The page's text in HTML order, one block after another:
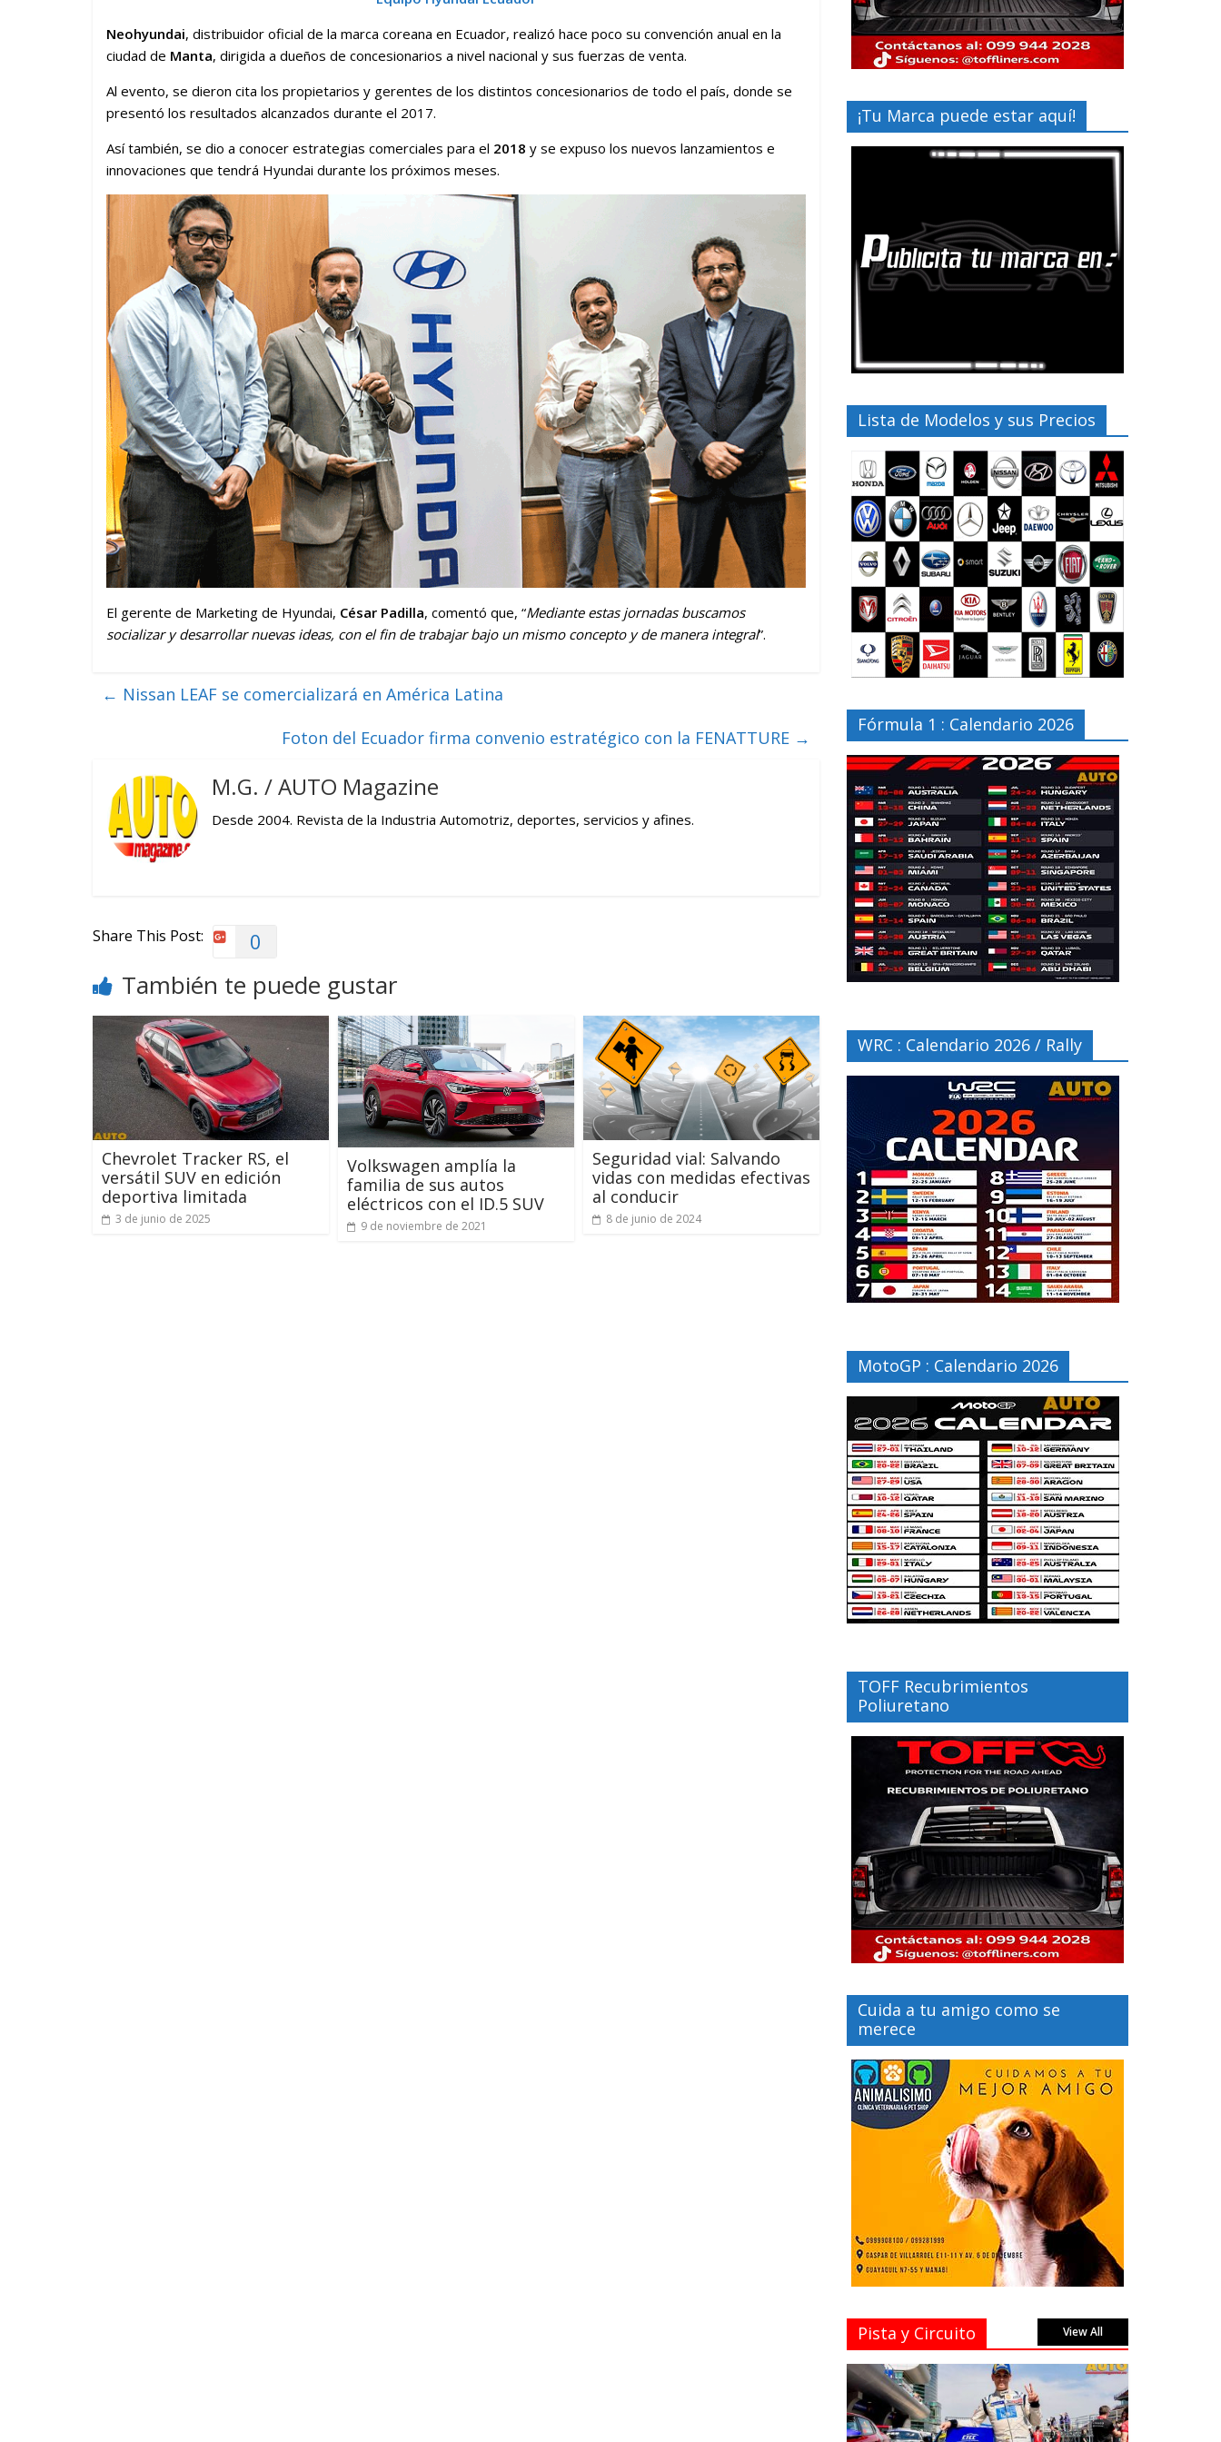
Neohyundai, distribuidor oficial de la marca coreana en Ecuador, realizó hace poco su convención anual en la
ciudad de Manta, dirigida a dueños de concesionarios a nivel nacional y sus fuerzas de venta.
Al evento, se dieron cita los propietarios y gerentes de los distintos concesionarios de todo el país, donde se
presentó los resultados alcanzados durante el 2017.
Así también, se dio a conocer estrategias comerciales para el 2018 y se expuso los nuevos lanzamientos e
innovaciones que tendrá Hyundai durante los próximos meses.
El gerente de Marketing de Hyundai, César Padilla, comentó que, “Mediante estas jornadas buscamos
socializar y desarrollar nuevas ideas, con el fin de trabajar bajo un mismo concepto y de manera integral”.
← Nissan LEAF se comercializará en América Latina
Foton del Ecuador firma convenio estratégico con la FENATTURE →
M.G. / AUTO Magazine
Desde 2004. Revista de la Industria Automotriz, deportes, servicios y afines.
Share This Post: 0
También te puede gustar
Chevrolet Tracker RS, el
versátil SUV en edición
deportiva limitada
3 de junio de 2025
Volkswagen amplía la
familia de sus autos
eléctricos con el ID.5 SUV
9 de noviembre de 2021
Seguridad vial: Salvando
vidas con medidas efectivas
al conducir
8 de junio de 2024
¡Tu Marca puede estar aquí!
Lista de Modelos y sus Precios
Fórmula 1 : Calendario 2026
WRC : Calendario 2026 / Rally
MotoGP : Calendario 2026
TOFF Recubrimientos
Poliuretano
Cuida a tu amigo como se
merece
Pista y Circuito View All